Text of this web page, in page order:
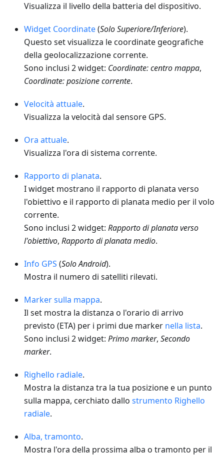
Visualizza il livello della batteria del dispositivo.
Widget Coordinate(Solo Superiore/Inferiore).
Questo set visualizza le coordinate geografiche
della geolocalizzazione corrente.
Sono inclusi 2 widget: Coordinate: centro mappa,
Coordinate: posizione corrente.
Velocità attuale.
Visualizza la velocità dal sensore GPS.
Ora attuale.
Visualizza l'ora di sistema corrente.
Rapporto di planata.
I widget mostrano il rapporto di planata verso
l'obiettivo e il rapporto di planata medio per il volo
corrente.
Sono inclusi 2 widget: Rapporto di planata verso
l'obiettivo, Rapporto di planata medio.
Info GPS (Solo Android).
Mostra il numero di satelliti rilevati.
Marker sulla mappa.
Il set mostra la distanza o l'orario di arrivo
previsto (ETA) per i primi due marker nella lista.
Sono inclusi 2 widget: Primo marker, Secondo
marker.
Righello radiale.
Mostra la distanza tra la tua posizione e un punto
sulla mappa, cerchiato dallo strumento Righello
radiale.
Alba, tramonto.
Mostra l'ora della prossima alba o tramonto per il